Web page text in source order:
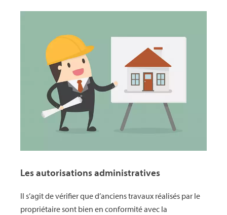
Les autorisations administratives
Il s’agit de vérifier que d’anciens travaux réalisés par le
propriétaire sont bien en conformité avec la